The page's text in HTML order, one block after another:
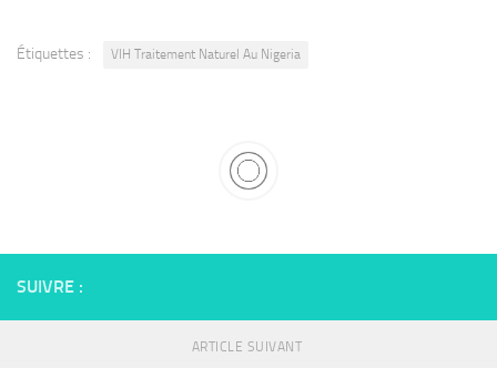
Étiquettes : VIH Traitement Naturel Au Nigeria
SUIVRE :
ARTICLE SUIVANT